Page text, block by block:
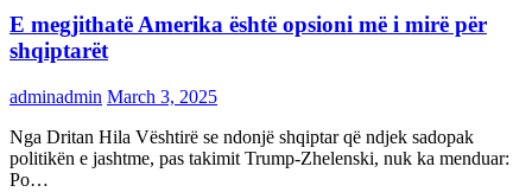
E megjithatë Amerika është opsioni më i mirë për
shqiptarët
adminadmin March 3, 2025
Nga Dritan Hila Vështirë se ndonjë shqiptar që ndjek sadopak
politikën e jashtme, pas takimit Trump-Zhelenski, nuk ka menduar:
Po…